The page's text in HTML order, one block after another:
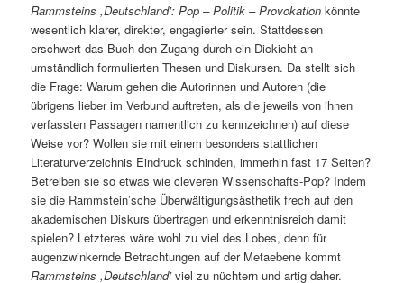
Rammsteins ,Deutschland’: Pop – Politik – Provokationkönnte
wesentlich klarer, direkter, engagierter sein. Stattdessen
erschwert das Buch den Zugang durch ein Dickicht an
umständlich formulierten Thesen und Diskursen. Da stellt sich
die Frage: Warum gehen die Autorinnen und Autoren (die
übrigens lieber im Verbund auftreten, als die jeweils von ihnen
verfassten Passagen namentlich zu kennzeichnen) auf diese
Weise vor? Wollen sie mit einem besonders stattlichen
Literaturverzeichnis Eindruck schinden, immerhin fast 17 Seiten?
Betreiben sie so etwas wie cleveren Wissenschafts-Pop? Indem
sie die Rammstein’sche Überwältigungsästhetik frech auf den
akademischen Diskurs übertragen und erkenntnisreich damit
spielen? Letzteres wäre wohl zu viel des Lobes, denn für
augenzwinkernde Betrachtungen auf der Metaebene kommt
Rammsteins ,Deutschland’viel zu nüchtern und artig daher.